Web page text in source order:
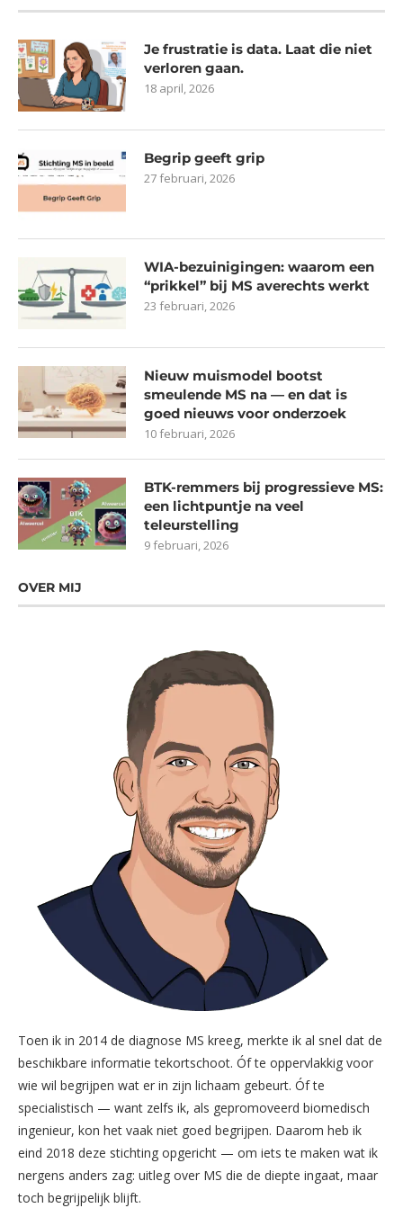
Je frustratie is data. Laat die niet
verloren gaan.
18 april, 2026
Begrip geeft grip
27 februari, 2026
WIA-bezuinigingen: waarom een
“prikkel” bij MS averechts werkt
23 februari, 2026
Nieuw muismodel bootst
smeulende MS na — en dat is
goed nieuws voor onderzoek
10 februari, 2026
BTK-remmers bij progressieve MS:
een lichtpuntje na veel
teleurstelling
9 februari, 2026
OVER MIJ
Toen ik in 2014 de diagnose MS kreeg, merkte ik al snel dat de
beschikbare informatie tekortschoot. Óf te oppervlakkig voor
wie wil begrijpen wat er in zijn lichaam gebeurt. Óf te
specialistisch — want zelfs ik, als gepromoveerd biomedisch
ingenieur, kon het vaak niet goed begrijpen. Daarom heb ik
eind 2018 deze stichting opgericht — om iets te maken wat ik
nergens anders zag: uitleg over MS die de diepte ingaat, maar
toch begrijpelijk blijft.